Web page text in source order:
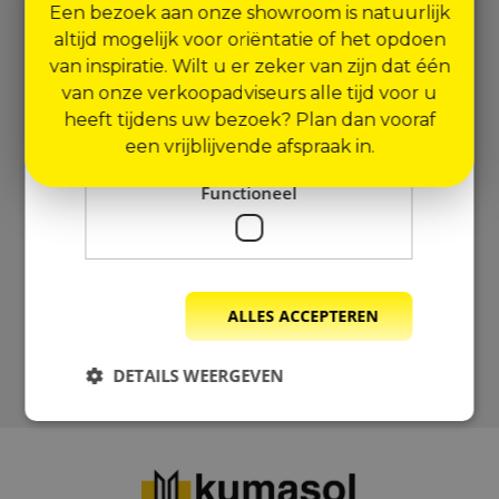
Kunststof deuren
Kunststof schuifpuien
Rolluiken
Tuindeuren
Zonwering
Over Kumasol
Onze zekerheden
Onze showroom
Service en garantie
Beslist Weru
Optimale isolatie
Minimaal onderhoud
Inbraakwerend
Overig
Projecten
Blog
Subsidie
Meest gezocht
Contact
Contact
Hoofdkantoor + Showroom Etten-Leur
Vosdonk 4
4879 NC Etten-Leur
info@kumasol.nl
Gecertificeerd dealer van
Een bezoek aan onze showroom is natuurlijk
altijd mogelijk voor oriëntatie of het opdoen
van inspiratie. Wilt u er zeker van zijn dat één
van onze verkoopadviseurs alle tijd voor u
heeft tijdens uw bezoek? Plan dan vooraf
een vrijblijvende afspraak in.
die zij hebben verzameld door uw gebruik
van hun diensten. Privacybeleid
Strikt
noodzakelijk
Prestatie Targeting
Functioneel
ALLES ACCEPTEREN
DETAILS WEERGEVEN
Strikt noodzakelijk